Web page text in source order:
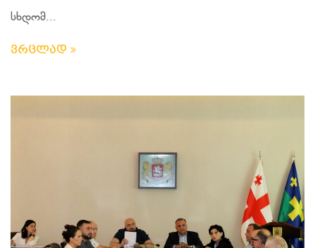
სხდომ...
ვრცლად